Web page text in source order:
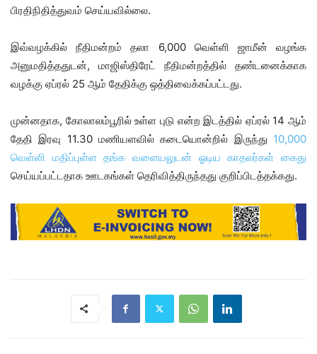
பிரதிநிதித்துவம் செய்யவில்லை.
இவ்வழக்கில் நீதிமன்றம் தலா 6,000 வெள்ளி ஜாமீன் வழங்க
அனுமதித்ததுடன், மாஜிஸ்திரேட் நீதிமன்றத்தில் தண்டனைக்காக
வழக்கு ஏப்ரல் 25 ஆம் தேதிக்கு ஒத்திவைக்கப்பட்டது.
முன்னதாக, கோலாலம்பூரில் உள்ள புடு என்ற இடத்தில் ஏப்ரல் 14 ஆம்
தேதி இரவு 11.30 மணியளவில் கடையொன்றில் இருந்து 10,000
வெள்ளி மதிப்புள்ள தங்க வளையலுடன் ஓடிய காதலர்கள் கைது
செய்யப்பட்டதாக ஊடகங்கள் தெரிவித்திருந்தது குறிப்பிடத்தக்கது.